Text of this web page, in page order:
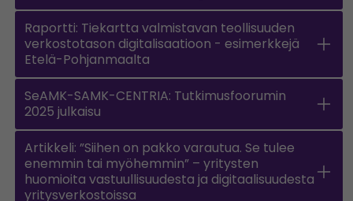
Raportti: Tiekartta valmistavan teollisuuden
verkostotason digitalisaatioon - esimerkkejä
Etelä-Pohjanmaalta
SeAMK-SAMK-CENTRIA: Tutkimusfoorumin
2025 julkaisu
Artikkeli: ”Siihen on pakko varautua. Se tulee
enemmin tai myöhemmin” – yritysten
huomioita vastuullisuudesta ja digitaalisuudesta
yritysverkostoissa